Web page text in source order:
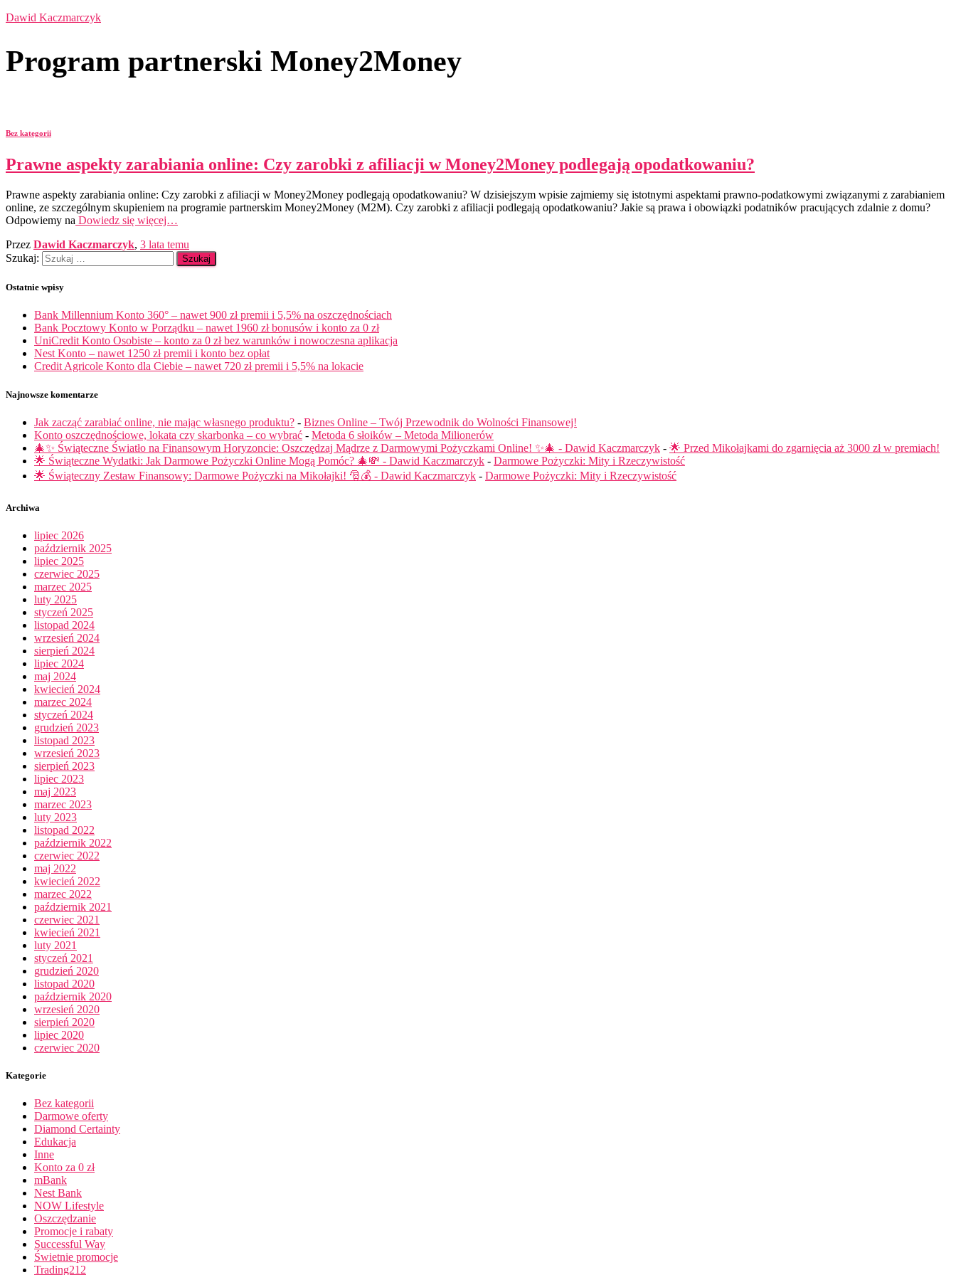
Dawid Kaczmarczyk
Program partnerski Money2Money
Bez kategorii
Prawne aspekty zarabiania online: Czy zarobki z afiliacji w Money2Money podlegają opodatkowaniu?
Prawne aspekty zarabiania online: Czy zarobki z afiliacji w Money2Money podlegają opodatkowaniu? W dzisiejszym wpisie zajmiemy się istotnymi aspektami prawno-podatkowymi związanymi z zarabianiem
online, ze szczególnym skupieniem na programie partnerskim Money2Money (M2M). Czy zarobki z afiliacji podlegają opodatkowaniu? Jakie są prawa i obowiązki podatników pracujących zdalnie z domu?
Odpowiemy na Dowiedz się więcej…
Przez Dawid Kaczmarczyk, 3 lata temu
Szukaj:
Ostatnie wpisy
Bank Millennium Konto 360° – nawet 900 zł premii i 5,5% na oszczędnościach
Bank Pocztowy Konto w Porządku – nawet 1960 zł bonusów i konto za 0 zł
UniCredit Konto Osobiste – konto za 0 zł bez warunków i nowoczesna aplikacja
Nest Konto – nawet 1250 zł premii i konto bez opłat
Credit Agricole Konto dla Ciebie – nawet 720 zł premii i 5,5% na lokacie
Najnowsze komentarze
Jak zacząć zarabiać online, nie mając własnego produktu? - Biznes Online – Twój Przewodnik do Wolności Finansowej!
Konto oszczędnościowe, lokata czy skarbonka – co wybrać - Metoda 6 słoików – Metoda Milionerów
🎄✨ Świąteczne Światło na Finansowym Horyzoncie: Oszczędzaj Mądrze z Darmowymi Pożyczkami Online! ✨🎄 - Dawid Kaczmarczyk - 🌟 Przed Mikołajkami do zgarnięcia aż 3000 zł w premiach!
🌟 Świąteczne Wydatki: Jak Darmowe Pożyczki Online Mogą Pomóc? 🎄💸 - Dawid Kaczmarczyk - Darmowe Pożyczki: Mity i Rzeczywistość
🌟 Świąteczny Zestaw Finansowy: Darmowe Pożyczki na Mikołajki! 🎅💰 - Dawid Kaczmarczyk - Darmowe Pożyczki: Mity i Rzeczywistość
Archiwa
lipiec 2026
październik 2025
lipiec 2025
czerwiec 2025
marzec 2025
luty 2025
styczeń 2025
listopad 2024
wrzesień 2024
sierpień 2024
lipiec 2024
maj 2024
kwiecień 2024
marzec 2024
styczeń 2024
grudzień 2023
listopad 2023
wrzesień 2023
sierpień 2023
lipiec 2023
maj 2023
marzec 2023
luty 2023
listopad 2022
październik 2022
czerwiec 2022
maj 2022
kwiecień 2022
marzec 2022
październik 2021
czerwiec 2021
kwiecień 2021
luty 2021
styczeń 2021
grudzień 2020
listopad 2020
październik 2020
wrzesień 2020
sierpień 2020
lipiec 2020
czerwiec 2020
Kategorie
Bez kategorii
Darmowe oferty
Diamond Certainty
Edukacja
Inne
Konto za 0 zł
mBank
Nest Bank
NOW Lifestyle
Oszczędzanie
Promocje i rabaty
Successful Way
Świetnie promocje
Trading212